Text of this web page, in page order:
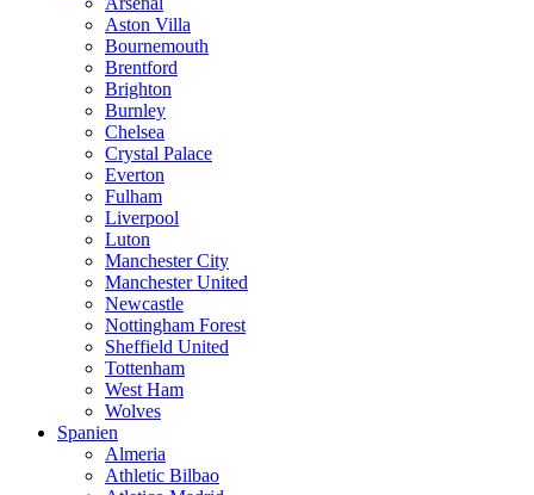
Aston Villa
Bournemouth
Brentford
Brighton
Burnley
Chelsea
Crystal Palace
Everton
Fulham
Liverpool
Luton
Manchester City
Manchester United
Newcastle
Nottingham Forest
Sheffield United
Tottenham
West Ham
Wolves
Spanien
Almeria
Athletic Bilbao